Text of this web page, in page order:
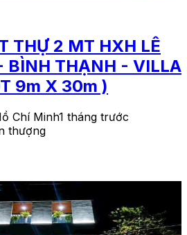
THỰ 2 MT HXH LÊ
BÌNH THẠNH - VILLA
9m X 30m )
Chí Minh1 tháng trước
thượng